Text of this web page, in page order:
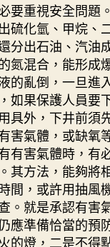
重視安全問題
硫化氫、甲烷、
分出石油、汽油
氮混合，能形成
的亂倒，一旦進
如果保護人員要
具外，下井前須
害氣體，或缺氧
有害氣體時，有
其方法，能夠將
間，或許用抽風
。就是承認有害
應準備恰當的預
的燈，二是不得